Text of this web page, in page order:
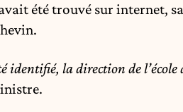
été trouvé sur internet,
identifié, la direction de